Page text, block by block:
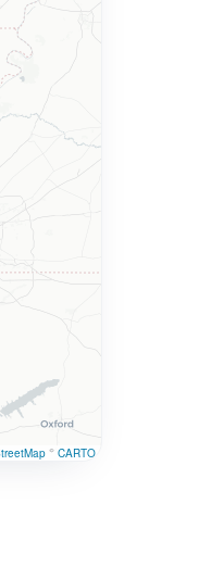
© CARTO